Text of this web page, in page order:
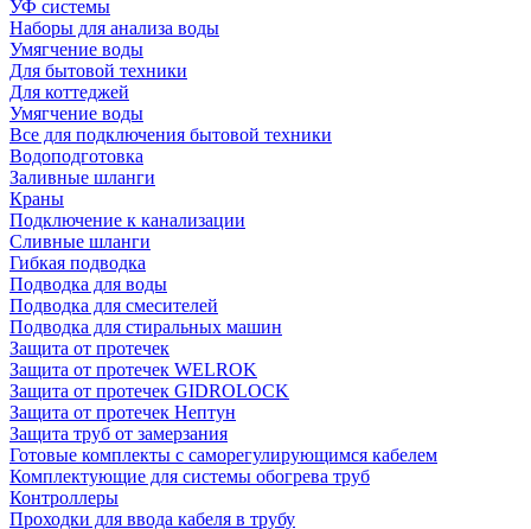
УФ системы
Наборы для анализа воды
Умягчение воды
Для бытовой техники
Для коттеджей
Умягчение воды
Все для подключения бытовой техники
Водоподготовка
Заливные шланги
Краны
Подключение к канализации
Сливные шланги
Гибкая подводка
Подводка для воды
Подводка для смесителей
Подводка для стиральных машин
Защита от протечек
Защита от протечек WELROK
Защита от протечек GIDROLOCK
Защита от протечек Нептун
Защита труб от замерзания
Готовые комплекты с саморегулирующимся кабелем
Комплектующие для системы обогрева труб
Контроллеры
Проходки для ввода кабеля в трубу